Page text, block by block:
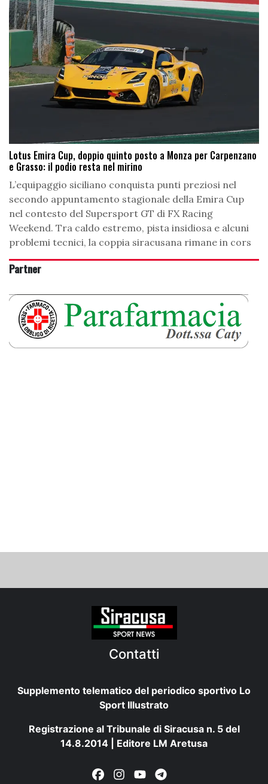
Lotus Emira Cup, doppio quinto posto a Monza per Carpenzano
e Grasso: il podio resta nel mirino
L’equipaggio siciliano conquista punti preziosi nel
secondo appuntamento stagionale della Emira Cup
nel contesto del Supersport GT di FX Racing
Weekend. Tra caldo estremo, pista insidiosa e alcuni
problemi tecnici, la coppia siracusana rimane in cors
Partner
Contatti
Supplemento telematico del periodico sportivo Lo
Sport Illustrato
Registrazione al Tribunale di Siracusa n. 5 del
14.8.2014 | Editore LM Aretusa